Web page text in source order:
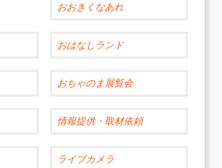
おおきくなあれ
おはなしランド
おちゃのま展覧会
情報提供・取材依頼
ライブカメラ